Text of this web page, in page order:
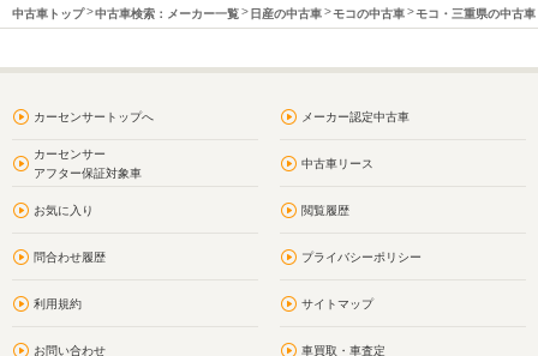
中古車トップ 中古車検索：メーカー一覧 日産の中古車 モコの中古車 モコ・三重県の中古車
カーセンサートップへ メーカー認定中古車
カーセンサー
アフター保証対象車
中古車リース
お気に入り 閲覧履歴
問合わせ履歴 プライバシーポリシー
利用規約 サイトマップ
お問い合わせ 車買取・車査定